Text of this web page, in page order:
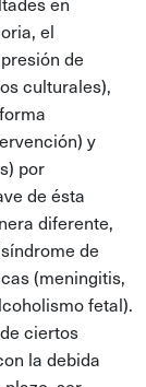
el
de
culturales),
y
por
de ésta
diferente,
de
(meningitis,
fetal).
ciertos
la debida